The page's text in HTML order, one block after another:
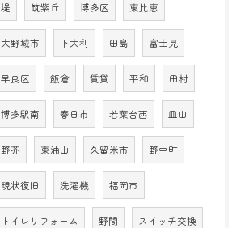
堤 筑紫丘 博多区 東比恵
大野城市 下大利 田島 富士見
早良区 飯倉 賃貸 平和 田村
博多駅南 春日市 若葉台西 皿山
野芥 東油山 久留米市 野中町
現状復旧 洗濯機 福岡市
トイレリフォーム 野間 スイッチ交換